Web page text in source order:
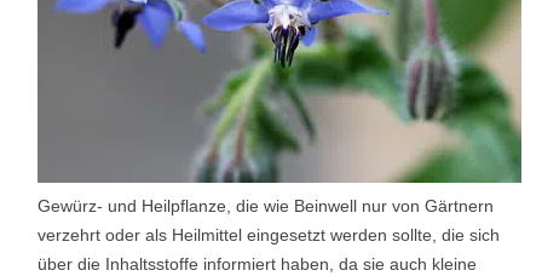
Gewürz- und Heilpflanze, die wie Beinwell nur von Gärtnern
verzehrt oder als Heilmittel eingesetzt werden sollte, die sich
über die Inhaltsstoffe informiert haben, da sie auch kleine